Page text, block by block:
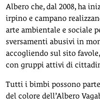
Albero che, dal 2008, ha
irpino e campano
arte ambientale e sociale
sversamenti abusivi in
accogliendo sul sito
con gruppi attivi di
Tutti i bimbi possono
del colore dell’Albero